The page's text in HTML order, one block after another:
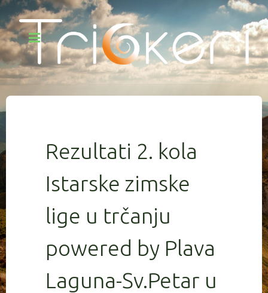
Rezultati 2. kola
Istarske zimske
lige u trčanju
powered by Plava
Laguna-Sv.Petar u